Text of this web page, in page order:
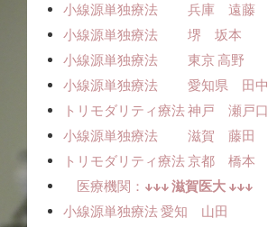
小線源単独療法 兵庫 遠藤
小線源単独療法 堺 坂本
小線源単独療法 東京 高野
小線源単独療法 愛知県 田中
トリモダリティ療法 神戸 瀬戸口
小線源単独療法 滋賀 藤田
トリモダリティ療法 京都 橋本
医療機関： ↓↓↓ 滋賀医大 ↓↓↓
小線源単独療法ㅤㅤ 愛知 山田